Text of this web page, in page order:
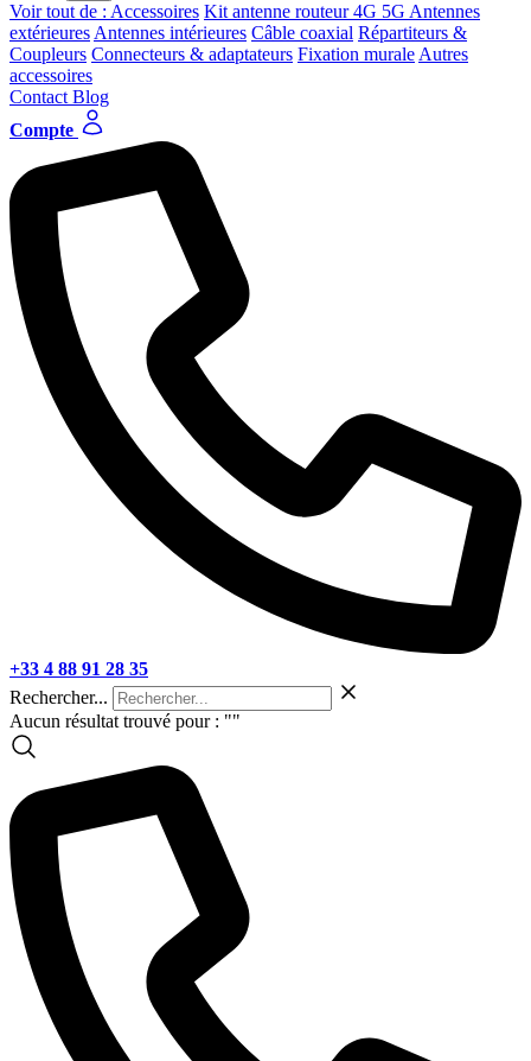
Voir tout de : Accessoires Kit antenne routeur 4G 5G Antennes
extérieures Antennes intérieures Câble coaxial Répartiteurs &
Coupleurs Connecteurs & adaptateurs Fixation murale Autres
accessoires
Contact Blog
Compte
+33 4 88 91 28 35
Rechercher...
Aucun résultat trouvé pour : ""